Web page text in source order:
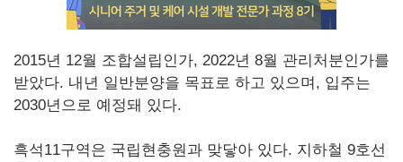
2015년 12월 조합설립인가, 2022년 8월 관리처분인가를
받았다. 내년 일반분양을 목표로 하고 있으며, 입주는
2030년으로 예정돼 있다.
흑석11구역은 국립현충원과 맞닿아 있다. 지하철 9호선